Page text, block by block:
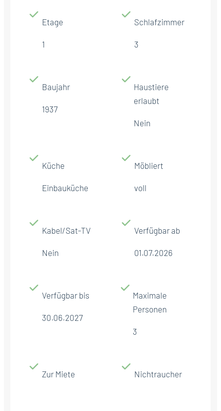
Etage
1
Schlafzimmer
3
Baujahr
1937
Haustiere
erlaubt
Nein
Küche
Einbauküche
Möbliert
voll
Kabel/Sat-TV
Nein
Verfügbar ab
01.07.2026
Verfügbar bis
30.06.2027
Maximale
Personen
3
Zur Miete Nichtraucher